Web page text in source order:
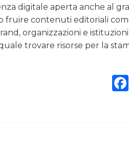
digitale aperta anche al
fruire contenuti editoriali
organizzazioni e
trovare risorse per la